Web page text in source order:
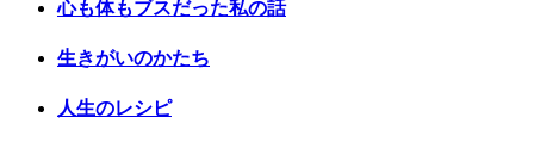
心も体もブスだった私の話
生きがいのかたち
人生のレシピ